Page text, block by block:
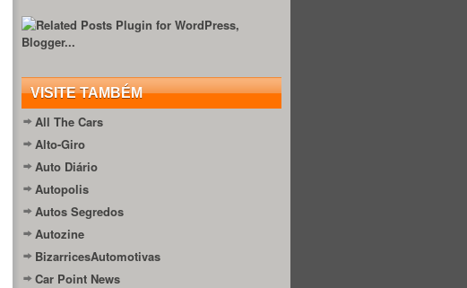
VISITE TAMBÉM
All The Cars
Alto-Giro
Auto Diário
Autopolis
Autos Segredos
Autozine
BizarricesAutomotivas
Car Point News